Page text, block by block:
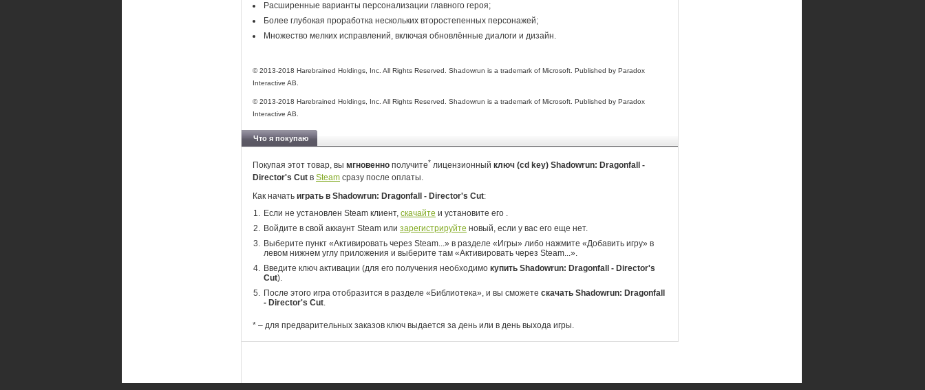
Расширенные варианты персонализации главного героя;
Более глубокая проработка нескольких второстепенных персонажей;
Множество мелких исправлений, включая обновлённые диалоги и дизайн.
© 2013-2018 Harebrained Holdings, Inc. All Rights Reserved. Shadowrun is a trademark of Microsoft. Published by Paradox
Interactive AB.
© 2013-2018 Harebrained Holdings, Inc. All Rights Reserved. Shadowrun is a trademark of Microsoft. Published by Paradox
Interactive AB.
Что я покупаю
Покупая этот товар, вы мгновенно получите* лицензионный ключ (cd key) Shadowrun: Dragonfall -
Director's Cut в Steam сразу после оплаты.
Как начать играть в Shadowrun: Dragonfall - Director's Cut:
Если не установлен Steam клиент, скачайте и установите его .
Войдите в свой аккаунт Steam или зарегистрируйте новый, если у вас его еще нет.
Выберите пункт «Активировать через Steam...» в разделе «Игры» либо нажмите «Добавить игру» в
левом нижнем углу приложения и выберите там «Активировать через Steam...».
Введите ключ активации (для его получения необходимо купить Shadowrun: Dragonfall - Director's
Cut).
После этого игра отобразится в разделе «Библиотека», и вы сможете скачать Shadowrun: Dragonfall
- Director's Cut.
* – для предварительных заказов ключ выдается за день или в день выхода игры.